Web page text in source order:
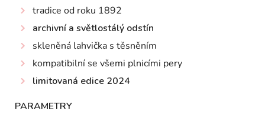
tradice od roku 1892
archivní a světlostálý odstín
skleněná lahvička s těsněním
kompatibilní se všemi plnicími pery
limitovaná edice 2024